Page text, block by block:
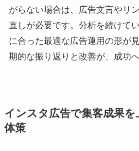
がらない場合は、広告文言やリ
直しが必要です。分析を続けて
に合った最適な広告運用の形が
期的な振り返りと改善が、成功
インスタ広告で集客成果
体策